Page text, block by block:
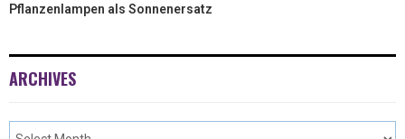
Pflanzenlampen als Sonnenersatz
ARCHIVES